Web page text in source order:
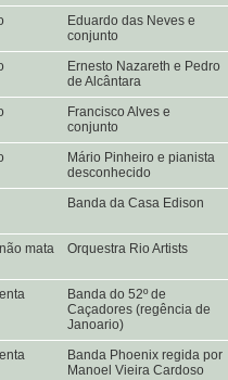
Eduardo das Neves e
conjunto
Ernesto Nazareth e Pedro
de Alcântara
Francisco Alves e
conjunto
Mário Pinheiro e pianista
desconhecido
Banda da Casa Edison
mata Orquestra Rio Artists
Banda do 52º de
Caçadores (regência de
Janoario)
Banda Phoenix regida por
Manoel Vieira Cardoso